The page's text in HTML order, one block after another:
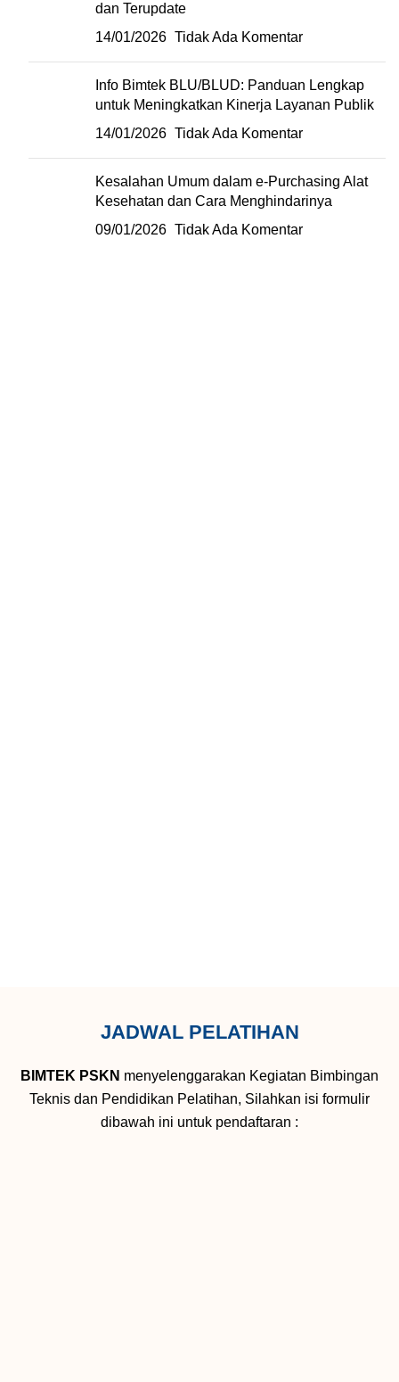
dan Terupdate
14/01/2026 Tidak Ada Komentar
Info Bimtek BLU/BLUD: Panduan Lengkap
untuk Meningkatkan Kinerja Layanan Publik
14/01/2026 Tidak Ada Komentar
Kesalahan Umum dalam e-Purchasing Alat
Kesehatan dan Cara Menghindarinya
09/01/2026 Tidak Ada Komentar
JADWAL PELATIHAN
BIMTEK PSKN menyelenggarakan Kegiatan Bimbingan
Teknis dan Pendidikan Pelatihan, Silahkan isi formulir
dibawah ini untuk pendaftaran :